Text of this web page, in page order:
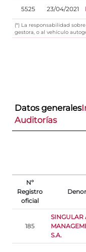
5525 23/04/2021
(*) La responsabilidad
gestora, o al vehículo
Datos generales
Auditorías
Nº
Registro
oficial
185
SINGULAR
S.A.